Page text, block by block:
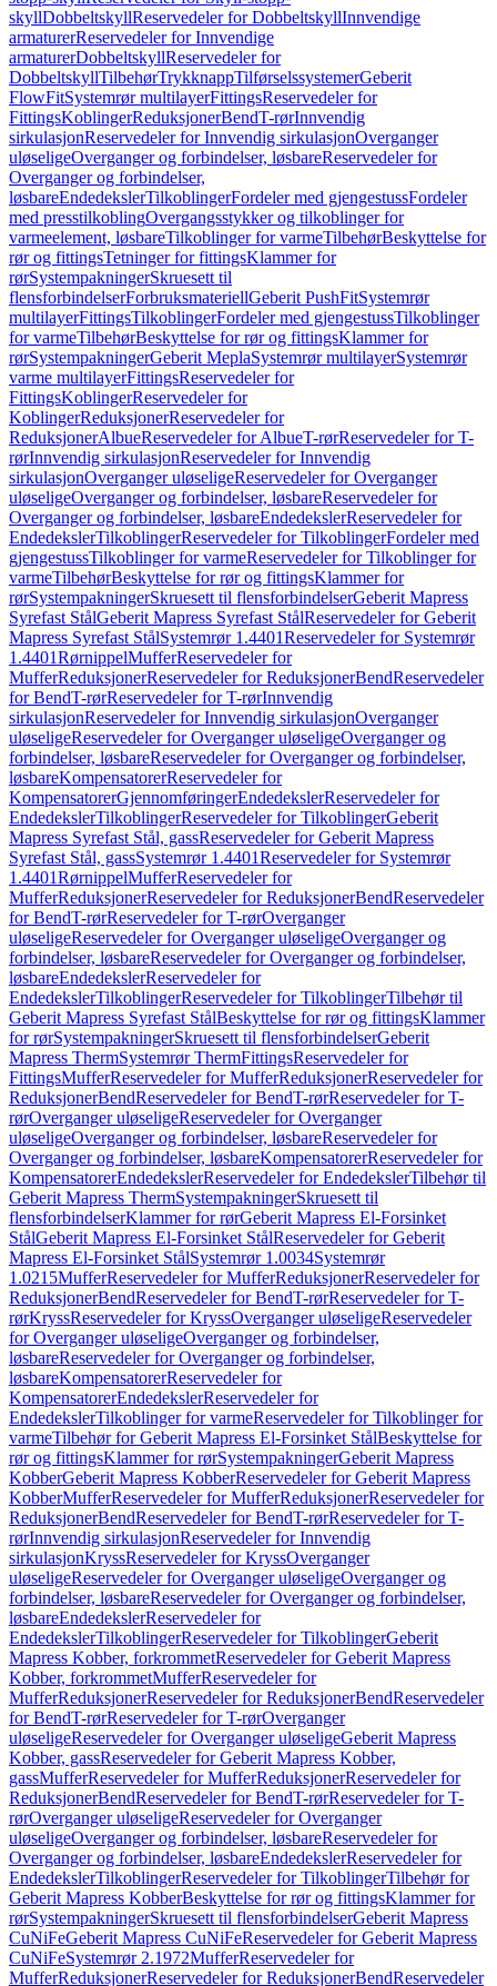
skyllDobbeltskyllReservedeler for DobbeltskyllInnvendige
armaturerReservedeler for Innvendige
armaturerDobbeltskyllReservedeler for
DobbeltskyllTilbehørTrykknappTilførselssystemerGeberit
FlowFitSystemrør multilayerFittingsReservedeler for
FittingsKoblingerReduksjonerBendT-rørInnvendig
sirkulasjonReservedeler for Innvendig sirkulasjonOverganger
uløseligeOverganger og forbindelser, løsbareReservedeler for
Overganger og forbindelser,
løsbareEndedekslerTilkoblingerFordeler med gjengestussFordeler
med presstilkoblingOvergangsstykker og tilkoblinger for
varmeelement, løsbareTilkoblinger for varmeTilbehørBeskyttelse for
rør og fittingsTetninger for fittingsKlammer for
rørSystempakningerSkruesett til
flensforbindelserForbruksmateriellGeberit PushFitSystemrør
multilayerFittingsTilkoblingerFordeler med gjengestussTilkoblinger
for varmeTilbehørBeskyttelse for rør og fittingsKlammer for
rørSystempakningerGeberit MeplaSystemrør multilayerSystemrør
varme multilayerFittingsReservedeler for
FittingsKoblingerReservedeler for
KoblingerReduksjonerReservedeler for
ReduksjonerAlbueReservedeler for AlbueT-rørReservedeler for T-
rørInnvendig sirkulasjonReservedeler for Innvendig
sirkulasjonOverganger uløseligeReservedeler for Overganger
uløseligeOverganger og forbindelser, løsbareReservedeler for
Overganger og forbindelser, løsbareEndedekslerReservedeler for
EndedekslerTilkoblingerReservedeler for TilkoblingerFordeler med
gjengestussTilkoblinger for varmeReservedeler for Tilkoblinger for
varmeTilbehørBeskyttelse for rør og fittingsKlammer for
rørSystempakningerSkruesett til flensforbindelserGeberit Mapress
Syrefast StålGeberit Mapress Syrefast StålReservedeler for Geberit
Mapress Syrefast StålSystemrør 1.4401Reservedeler for Systemrør
1.4401RørnippelMufferReservedeler for
MufferReduksjonerReservedeler for ReduksjonerBendReservedeler
for BendT-rørReservedeler for T-rørInnvendig
sirkulasjonReservedeler for Innvendig sirkulasjonOverganger
uløseligeReservedeler for Overganger uløseligeOverganger og
forbindelser, løsbareReservedeler for Overganger og forbindelser,
løsbareKompensatorerReservedeler for
KompensatorerGjennomføringerEndedekslerReservedeler for
EndedekslerTilkoblingerReservedeler for TilkoblingerGeberit
Mapress Syrefast Stål, gassReservedeler for Geberit Mapress
Syrefast Stål, gassSystemrør 1.4401Reservedeler for Systemrør
1.4401RørnippelMufferReservedeler for
MufferReduksjonerReservedeler for ReduksjonerBendReservedeler
for BendT-rørReservedeler for T-rørOverganger
uløseligeReservedeler for Overganger uløseligeOverganger og
forbindelser, løsbareReservedeler for Overganger og forbindelser,
løsbareEndedekslerReservedeler for
EndedekslerTilkoblingerReservedeler for TilkoblingerTilbehør til
Geberit Mapress Syrefast StålBeskyttelse for rør og fittingsKlammer
for rørSystempakningerSkruesett til flensforbindelserGeberit
Mapress ThermSystemrør ThermFittingsReservedeler for
FittingsMufferReservedeler for MufferReduksjonerReservedeler for
ReduksjonerBendReservedeler for BendT-rørReservedeler for T-
rørOverganger uløseligeReservedeler for Overganger
uløseligeOverganger og forbindelser, løsbareReservedeler for
Overganger og forbindelser, løsbareKompensatorerReservedeler for
KompensatorerEndedekslerReservedeler for EndedekslerTilbehør til
Geberit Mapress ThermSystempakningerSkruesett til
flensforbindelserKlammer for rørGeberit Mapress El-Forsinket
StålGeberit Mapress El-Forsinket StålReservedeler for Geberit
Mapress El-Forsinket StålSystemrør 1.0034Systemrør
1.0215MufferReservedeler for MufferReduksjonerReservedeler for
ReduksjonerBendReservedeler for BendT-rørReservedeler for T-
rørKryssReservedeler for KryssOverganger uløseligeReservedeler
for Overganger uløseligeOverganger og forbindelser,
løsbareReservedeler for Overganger og forbindelser,
løsbareKompensatorerReservedeler for
KompensatorerEndedekslerReservedeler for
EndedekslerTilkoblinger for varmeReservedeler for Tilkoblinger for
varmeTilbehør for Geberit Mapress El-Forsinket StålBeskyttelse for
rør og fittingsKlammer for rørSystempakningerGeberit Mapress
KobberGeberit Mapress KobberReservedeler for Geberit Mapress
KobberMufferReservedeler for MufferReduksjonerReservedeler for
ReduksjonerBendReservedeler for BendT-rørReservedeler for T-
rørInnvendig sirkulasjonReservedeler for Innvendig
sirkulasjonKryssReservedeler for KryssOverganger
uløseligeReservedeler for Overganger uløseligeOverganger og
forbindelser, løsbareReservedeler for Overganger og forbindelser,
løsbareEndedekslerReservedeler for
EndedekslerTilkoblingerReservedeler for TilkoblingerGeberit
Mapress Kobber, forkrommetReservedeler for Geberit Mapress
Kobber, forkrommetMufferReservedeler for
MufferReduksjonerReservedeler for ReduksjonerBendReservedeler
for BendT-rørReservedeler for T-rørOverganger
uløseligeReservedeler for Overganger uløseligeGeberit Mapress
Kobber, gassReservedeler for Geberit Mapress Kobber,
gassMufferReservedeler for MufferReduksjonerReservedeler for
ReduksjonerBendReservedeler for BendT-rørReservedeler for T-
rørOverganger uløseligeReservedeler for Overganger
uløseligeOverganger og forbindelser, løsbareReservedeler for
Overganger og forbindelser, løsbareEndedekslerReservedeler for
EndedekslerTilkoblingerReservedeler for TilkoblingerTilbehør for
Geberit Mapress KobberBeskyttelse for rør og fittingsKlammer for
rørSystempakningerSkruesett til flensforbindelserGeberit Mapress
CuNiFeGeberit Mapress CuNiFeReservedeler for Geberit Mapress
CuNiFeSystemrør 2.1972MufferReservedeler for
MufferReduksjonerReservedeler for ReduksjonerBendReservedeler